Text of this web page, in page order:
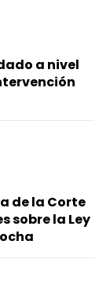
a nivel
de la Corte
sobre la Ley